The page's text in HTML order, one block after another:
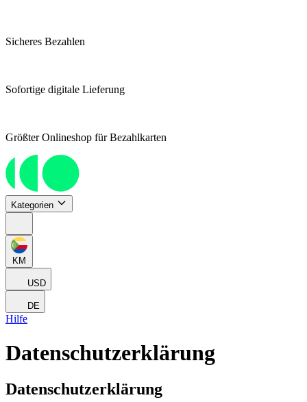
Sicheres Bezahlen
Sofortige digitale Lieferung
Größter Onlineshop für Bezahlkarten
Kategorien
KM
USD
DE
Hilfe
Datenschutzerklärung
Datenschutzerklärung